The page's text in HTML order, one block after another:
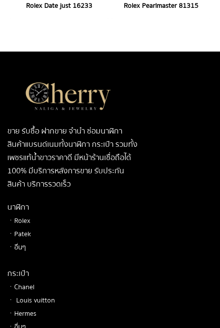
Rolex Date just 16233 Rolex Pearlmaster 81315
ขาย รับซื้อ ฝากขาย จำนำ ซ่อมนาฬิกา
สินค้าแบรนด์เนมทั้งนาฬิกา กระเป๋า รวมทั้ง
เพชรแท้น้ำขาวราคาดี มีหน้าร้านเชื่อถือได้
100% มีบริการหลังการขาย รับประกัน
สินค้า บริการรวดเร็ว
นาฬิกา
ㆍRolex
ㆍPatek
ㆍอื่นๆ
กระเป๋า
ㆍChanel
ㆍ Louis vuitton
ㆍHermes